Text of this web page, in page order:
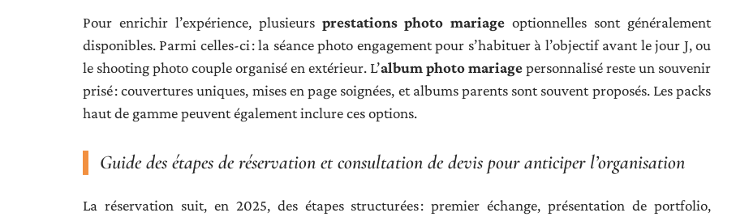
Pour enrichir l’expérience, plusieurs prestations photo mariage optionnelles sont généralement
disponibles. Parmi celles-ci : la séance photo engagement pour s’habituer à l’objectif avant le jour J, ou
le shooting photo couple organisé en extérieur. L’album photo mariagepersonnalisé reste un souvenir
prisé : couvertures uniques, mises en page soignées, et albums parents sont souvent proposés. Les packs
haut de gamme peuvent également inclure ces options.
Guide des étapes de réservation et consultation de devis pour anticiper l’organisation
La réservation suit, en 2025, des étapes structurées : premier échange, présentation de portfolio,